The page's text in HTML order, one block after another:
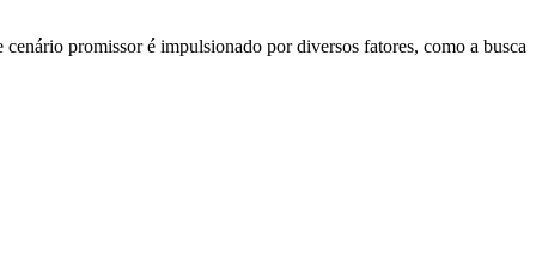
promissor é impulsionado por diversos fatores, como a busca